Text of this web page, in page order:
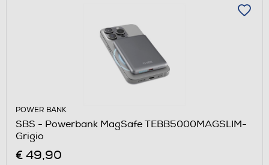
POWER BANK
SBS - Powerbank MagSafe TEBB5000MAGSLIM-
Grigio
€ 49,90